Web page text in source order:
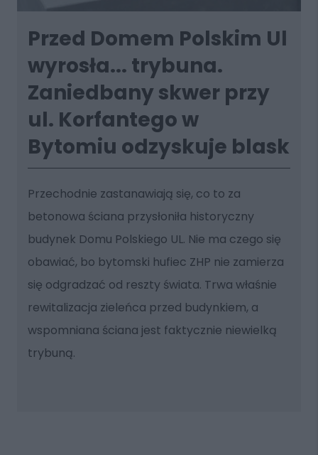
Przed Domem Polskim Ul
wyrosła... trybuna.
Zaniedbany skwer przy
ul. Korfantego w
Bytomiu odzyskuje blask
Przechodnie zastanawiają się, co to za
betonowa ściana przysłoniła historyczny
budynek Domu Polskiego UL. Nie ma czego się
obawiać, bo bytomski hufiec ZHP nie zamierza
się odgradzać od reszty świata. Trwa właśnie
rewitalizacja zieleńca przed budynkiem, a
wspomniana ściana jest faktycznie niewielką
trybuną.